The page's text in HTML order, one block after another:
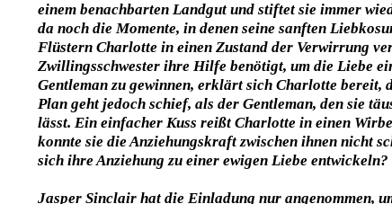
einem benachbarten Landgut und stiftet sie immer
da noch die Momente, in denen seine sanften
Flüstern Charlotte in einen Zustand der Verwirrung
Zwillingsschwester ihre Hilfe benötigt, um die Liebe
Gentleman zu gewinnen, erklärt sich Charlotte bereit,
Plan geht jedoch schief, als der Gentleman, den sie
lässt. Ein einfacher Kuss reißt Charlotte in einen
konnte sie die Anziehungskraft zwischen ihnen nicht
sich ihre Anziehung zu einer ewigen Liebe entwickeln?
Jasper Sinclair hat die Einladung nur angenommen,